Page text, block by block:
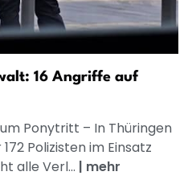
16 Angriffe auf
Ponytritt – In Thüringen
Polizisten im Einsatz
alle Verl... | mehr